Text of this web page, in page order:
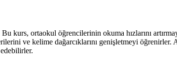
ortaokul öğrencilerinin okuma hızlarını
ve kelime dağarcıklarını genişletmeyi